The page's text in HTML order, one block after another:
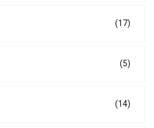
(17)
(5)
(14)